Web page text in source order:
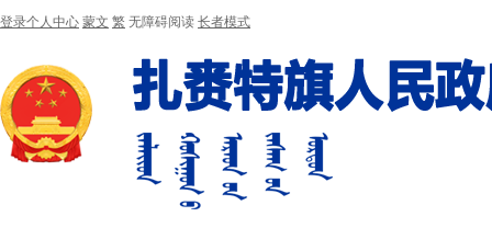
登录个人中心 蒙文 繁 无障碍阅读 长者模式